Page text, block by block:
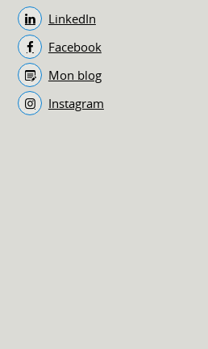
LinkedIn
Facebook
Mon blog
Instagram